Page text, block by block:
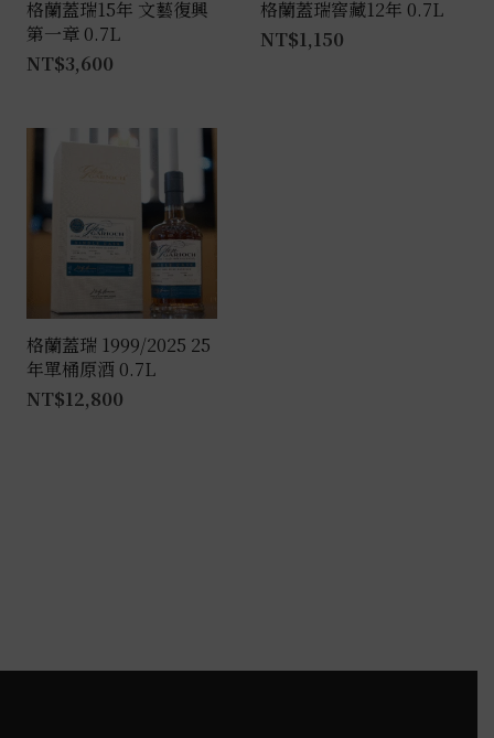
格蘭蓋瑞15年 文藝復興
第一章 0.7L
NT$3,600
格蘭蓋瑞窖藏12年 0.7L
NT$1,150
格蘭蓋瑞 1999/2025 25
年單桶原酒 0.7L
NT$12,800